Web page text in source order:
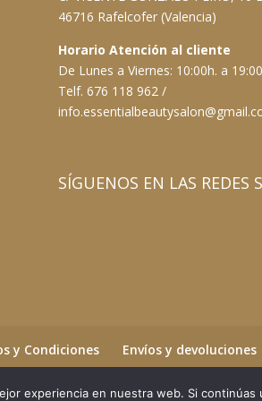
46716 Rafelcofer (Valencia)
Horario Atención al cliente
De Lunes a Viernes: 10:00h. a
Telf. 676 118 962 /
SÍGUENOS EN LAS REDES
y Condiciones Envíos y devoluciones
experiencia en nuestra web. Si